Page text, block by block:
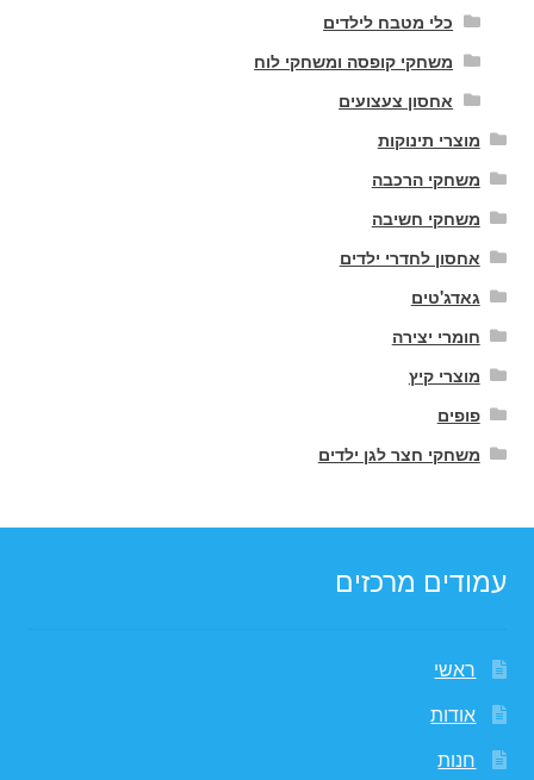
כלי מטבח לילדים
משחקי קופסה ומשחקי לוח
אחסון צעצועים
מוצרי תינוקות
משחקי הרכבה
משחקי חשיבה
אחסון לחדרי ילדים
גאדג'טים
חומרי יצירה
מוצרי קיץ
פופים
משחקי חצר לגן ילדים
עמודים מרכזים
ראשי
אודות
חנות